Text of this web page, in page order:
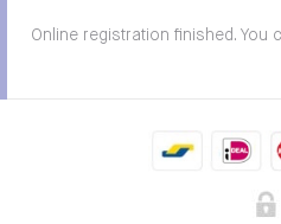
Online registration finished.